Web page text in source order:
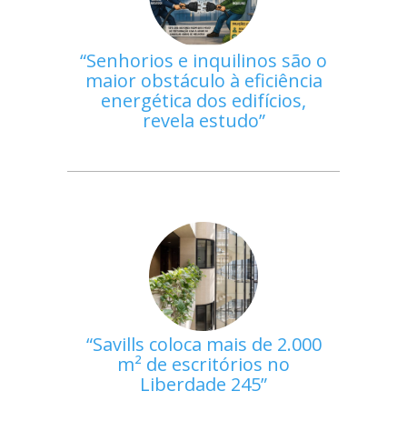
Senhorios e inquilinos são o
maior obstáculo à eficiência
energética dos edifícios,
revela estudo
Savills coloca mais de 2.000
m² de escritórios no
Liberdade 245